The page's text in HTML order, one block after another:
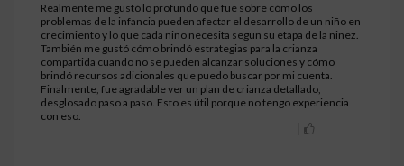
Realmente me gustó lo profundo que fue sobre cómo los
problemas de la infancia pueden afectar el desarrollo de un niño en
crecimiento y lo que cada niño necesita según su etapa de la niñez.
También me gustó cómo brindó estrategias para la crianza
compartida cuando no se pueden alcanzar soluciones y cómo
brindó recursos adicionales que puedo buscar por mi cuenta.
Finalmente, fue agradable ver un plan de crianza detallado,
desglosado paso a paso. Esto es útil porque no tengo experiencia
con eso.